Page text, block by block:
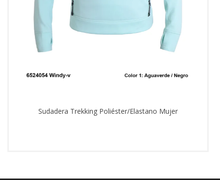
Sudadera Trekking Poliéster/Elastano Mujer